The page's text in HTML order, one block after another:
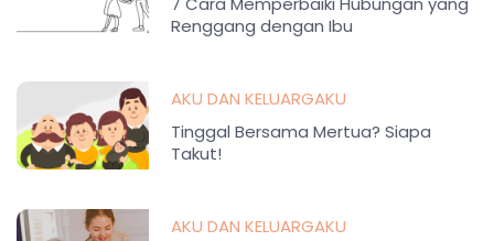
Renggang dengan Ibu
AKU DAN KELUARGAKU
Tinggal Bersama Mertua? Siapa
Takut!
AKU DAN KELUARGAKU